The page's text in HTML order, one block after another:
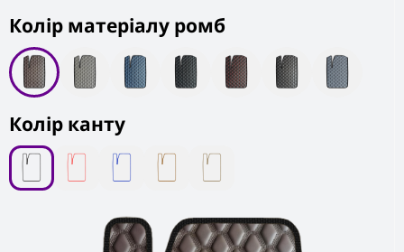
Колiр матеріалу ромб
Колір канту